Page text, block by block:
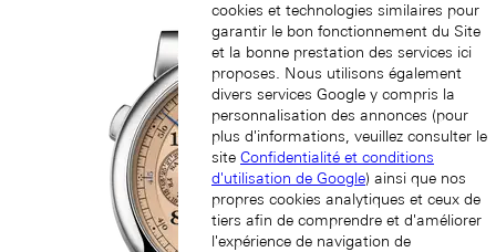
cookies et technologies similaires pour
garantir le bon fonctionnement du Site
et la bonne prestation des services ici
proposes. Nous utilisons également
divers services Google y compris la
personnalisation des annonces (pour
plus d'informations, veuillez consulter le
site Confidentialité et conditions
d'utilisation de Google) ainsi que nos
propres cookies analytiques et ceux de
tiers afin de comprendre et d'améliorer
l'expérience de navigation de